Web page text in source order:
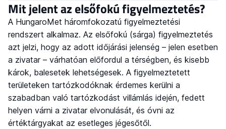
Mit jelent az elsőfokú figyelmeztetés?
A HungaroMet háromfokozatú figyelmeztetési
rendszert alkalmaz. Az elsőfokú (sárga) figyelmeztetés
azt jelzi, hogy az adott időjárási jelenség – jelen esetben
a zivatar – várhatóan előfordul a térségben, és kisebb
károk, balesetek lehetségesek. A figyelmeztetett
területeken tartózkodóknak érdemes kerülni a
szabadban való tartózkodást villámlás idején, fedett
helyen várni a zivatar elvonulását, és óvni az
értéktárgyakat az esetleges jégesőtől.